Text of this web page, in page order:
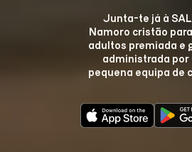
Junta-te já à
Namoro cristão
adultos premiada e
administrada por
pequena equipa de